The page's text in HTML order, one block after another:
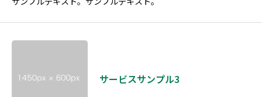
サービスサンプル3